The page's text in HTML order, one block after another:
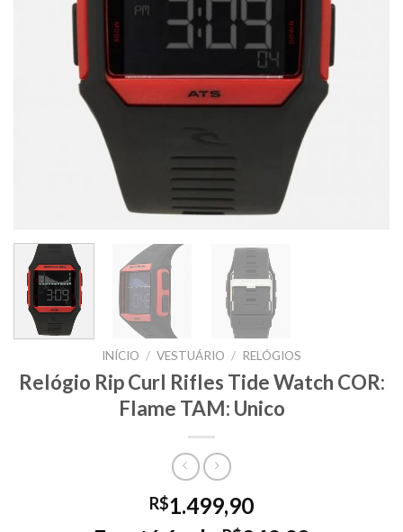
INÍCIO / VESTUÁRIO / RELÓGIOS
Relógio Rip Curl Rifles Tide Watch COR:
Flame TAM: Unico
R$1.499,90